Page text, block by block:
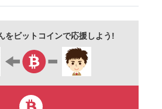
をビットコインで応援しよう!